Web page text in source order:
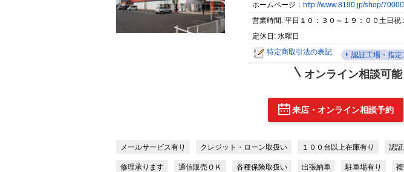
ホームページ： http://www.8190.jp/shop/
営業時間: 平日１０：３０～１９：００土日祝
定休日: 水曜日
特定商取引法の表記
認証工場・指定
オンライン相談可
来店・オンライン相談予約
メールサービス有り クレジット・ローン取扱い １００台以上在庫有り 認
修理承ります 通信販売ＯＫ 各種保険取扱い 出張納車 駐車場有り